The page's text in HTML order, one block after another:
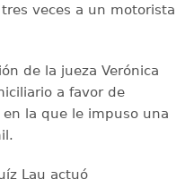
veces a un motorista
de la jueza Verónica
a favor de
la que le impuso una
Lau actuó